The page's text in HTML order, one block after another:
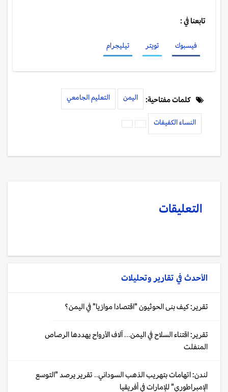
تابعنا في :
فيسبوك تويتر تيليجرام
كلمات مفتاحية: اليمن التعليم الجامعي
النساء الكفيفات
التعليقات
الأحدث في تقارير وتحليلات
تقرير: كيف بنى الحوثيون "اقتصادا موازيا" في اليمن؟
تقرير: اقتناء السلاح في اليمن... آلاف الأرواح يهددها الرصاص
المنفلت
لندن: اتهامات بتهريب الذهب السوداني.. تقرير يرصد "التوسع
الإمبراطوري" للإمارات في أفريقيا